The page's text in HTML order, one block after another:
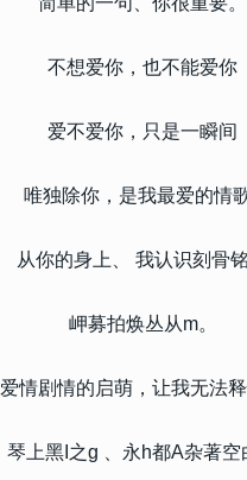
不想爱你，也不能爱你
爱不爱你，只是一瞬间
唯独除你，是我最爱的情
从你的身上、 我认识刻骨
岬募拍焕丛从m。
爱情剧情的启萌，让我无法释
琴上黑I之g 、永h都A杂著空